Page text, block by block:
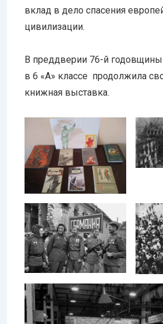
вклад в дело спасения
цивилизации.
В преддверии 76-й
в 6 «А» классе продолжила
книжная выставка.